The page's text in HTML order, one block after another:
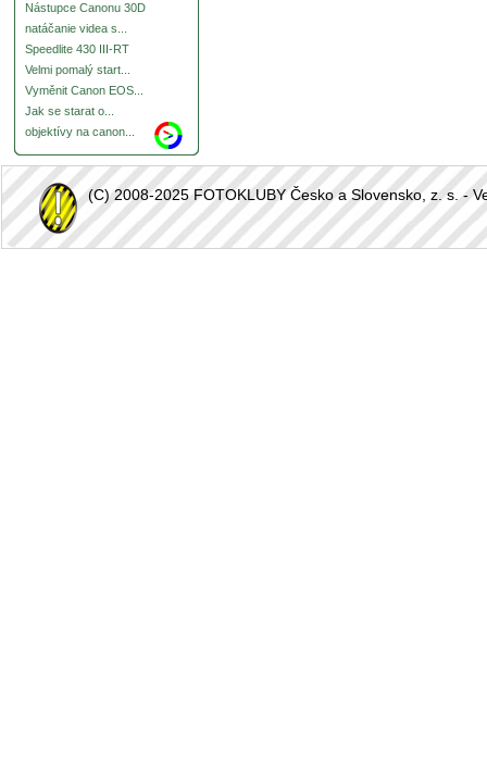
Nástupce Canonu 30D
natáčanie videa s...
Speedlite 430 III-RT
Velmi pomalý start...
Vyměnit Canon EOS...
Jak se starat o...
objektívy na canon...
(C) 2008-2025 FOTOKLUBY Česko a Slovensko, z. s. -